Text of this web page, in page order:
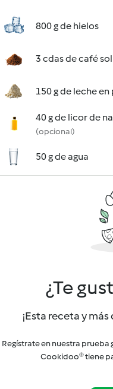
800 g de hielos
3 cdas de café
150 g de leche en
40 g de licor de
(opcional)
50 g de agua
¿Te
¡Esta receta y
Regístrate en nuestra
Cookidoo® tiene